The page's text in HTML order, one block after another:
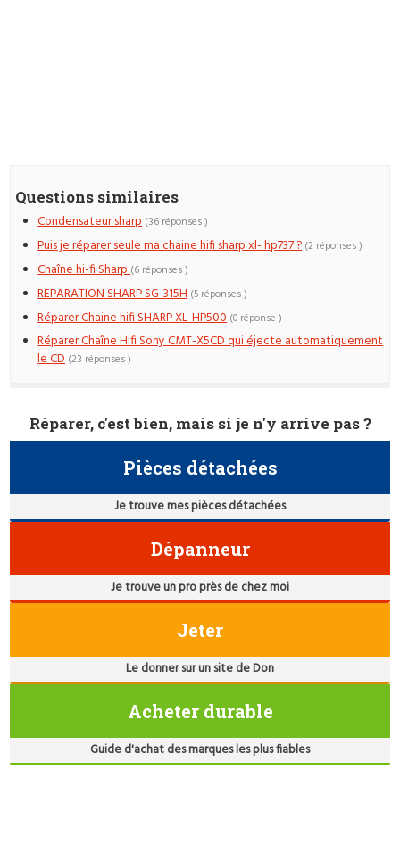
Questions similaires
Condensateur sharp (36 réponses )
Puis je réparer seule ma chaine hifi sharp xl- hp737 ? (2 réponses )
Chaîne hi-fi Sharp(6 réponses )
REPARATION SHARP SG-315H (5 réponses )
Réparer Chaine hifi SHARP XL-HP500 (0 réponse )
Réparer Chaîne Hifi Sony CMT-X5CD qui éjecte automatiquement
le CD (23 réponses )
Réparer, c'est bien, mais si je n'y arrive pas ?
Pièces détachées
Je trouve mes pièces détachées
Dépanneur
Je trouve un pro près de chez moi
Jeter
Le donner sur un site de Don
Acheter durable
Guide d'achat des marques les plus fiables